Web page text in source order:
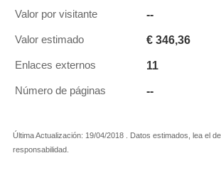
Valor por visitante --
Valor estimado € 346,36
Enlaces externos 11
Número de páginas --
Última Actualización: 19/04/2018 . Datos estimados, lea el
responsabilidad.